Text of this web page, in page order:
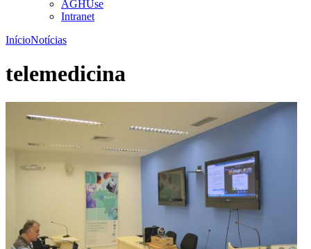
AGHUse
Intranet
InícioNotícias
telemedicina